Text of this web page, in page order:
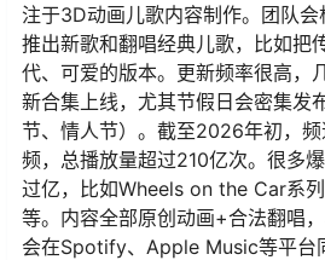
注于3D动画儿歌内容制作。团队
推出新歌和翻唱经典儿歌，比如把
代、可爱的版本。更新频率很高，
新合集上线，尤其节假日会密集发
节、情人节）。截至2026年初，
频，总播放量超过210亿次。很多
过亿，比如Wheels on the Car系
等。内容全部原创动画+合法翻唱
会在Spotify、Apple Music等平台